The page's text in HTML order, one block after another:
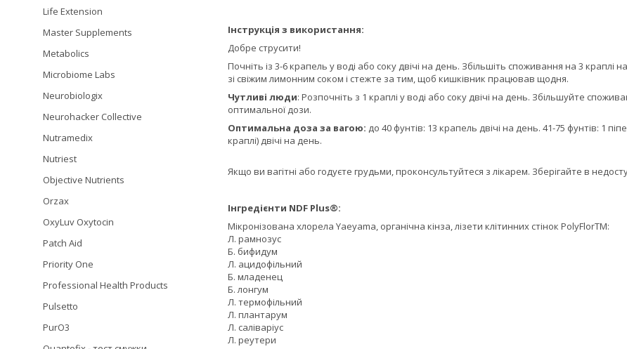
Інструкція з використання:
Добре струсити!
Почніть із 3-6 крапель у воді або соку двічі на день. Збільшіть споживання на 3
зі свіжим лимонним соком і стежте за тим, щоб кишківник працював щодня.
Чутливі люди: Розпочніть з 1 краплі у воді або соку двічі на день. Збільшуйте
оптимальної дози.
Оптимальна доза за вагою: до 40 фунтів: 13 крапель двічі на день. 41-75 фунтів: 1
краплі) двічі на день.
Якщо ви вагітні або годуєте грудьми, проконсультуйтеся з лікарем. Зберігайте в
Інгредієнти NDF Plus®:
Мікронізована хлорела Yaeyama, органічна кінза, лізети клітинних стінок PolyFlorTM:
Л. рамнозус
Б. бифидум
Л. ацидофільний
Б. младенец
Б. лонгум
Л. термофільний
Л. плантарум
Л. саліваріус
Л. реутери
Life Extension
Master Supplements
Metabolics
Microbiome Labs
Neurobiologix
Neurohacker Collective
Nutramedix
Nutriest
Objective Nutrients
Orzax
OxyLuv Oxytocin
Patch Aid
Priority One
Professional Health Products
Pulsetto
PurO3